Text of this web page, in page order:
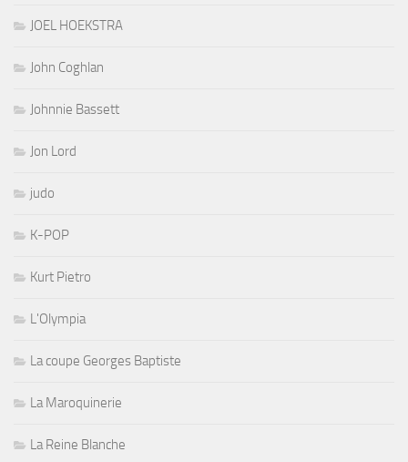
JOEL HOEKSTRA
John Coghlan
Johnnie Bassett
Jon Lord
judo
K-POP
Kurt Pietro
L'Olympia
La coupe Georges Baptiste
La Maroquinerie
La Reine Blanche